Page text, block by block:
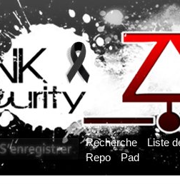
Recherche
Liste
Repo
Pad